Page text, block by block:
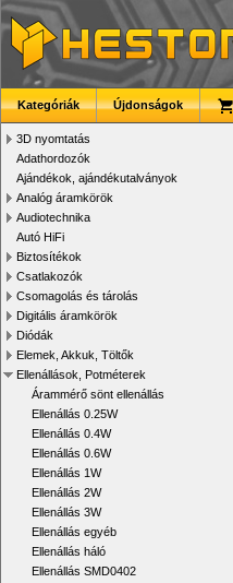
Kategóriák Újdonságok
3D nyomtatás
Adathordozók
Ajándékok, ajándékutalványok
Analóg áramkörök
Audiotechnika
Autó HiFi
Biztosítékok
Csatlakozók
Csomagolás és tárolás
Digitális áramkörök
Diódák
Elemek, Akkuk, Töltők
Ellenállások, Potméterek
Árammérő sönt ellenállás
Ellenállás 0.25W
Ellenállás 0.4W
Ellenállás 0.6W
Ellenállás 1W
Ellenállás 2W
Ellenállás 3W
Ellenállás egyéb
Ellenállás háló
Ellenállás SMD0402